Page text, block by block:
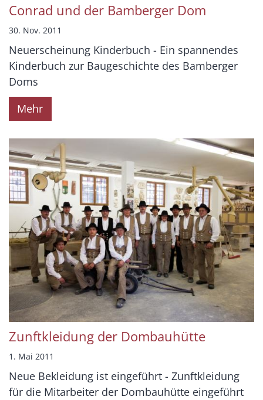
Conrad und der Bamberger Dom
30. Nov. 2011
Neuerscheinung Kinderbuch - Ein spannendes
Kinderbuch zur Baugeschichte des Bamberger
Doms
Mehr
Zunftkleidung der Dombauhütte
1. Mai 2011
Neue Bekleidung ist eingeführt - Zunftkleidung
für die Mitarbeiter der Dombauhütte eingeführt